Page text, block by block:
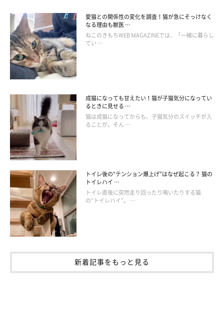
愛猫との関係性の変化を調査！猫が急にそっけなく
なる理由も獣医 …
ねこのきもちWEB MAGAZINEでは、「一緒に暮らし
てい …
成猫になっても甘えたい！猫が子猫気分になってい
るときに見せる …
猫は成猫になってからも、子猫気分のスイッチが入
ることが。そん …
トイレ後の“テンション爆上げ”はなぜ起こる？ 猫の
トイレハイ …
トイレ直後に突然走り回ったり鳴いたりする猫
の“トイレハイ”。 …
新着記事をもっと見る